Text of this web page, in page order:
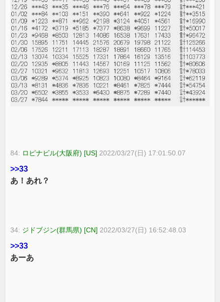
84: ロピナビル(大阪府) [US] 2022/03/27(日) 17:01:50.07
>>33
あ！あれ？
34: ジドブジン(群馬県) [CN] 2022/03/27(日) 16:52:48.03
>>33
あーあ